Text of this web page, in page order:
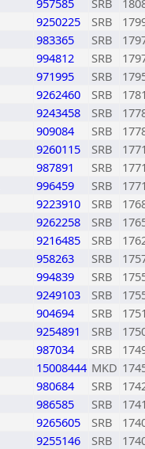
957585 SRB
9250225 SRB
983365 SRB
994812 SRB
971995 SRB
9262460 SRB
9243458 SRB
909084 SRB
9260115 SRB
987891 SRB
996459 SRB
9223910 SRB
9262258 SRB
9216485 SRB
958263 SRB
994839 SRB
9249103 SRB
904694 SRB
9254891 SRB
987034 SRB
15008444 MKD
980684 SRB
986585 SRB
9265605 SRB
9255146 SRB